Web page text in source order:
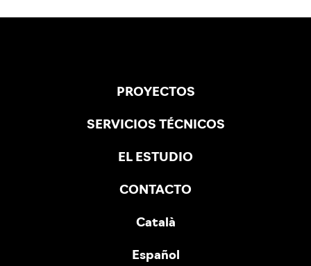
PROYECTOS
SERVICIOS TÉCNICOS
EL ESTUDIO
CONTACTO
Català
Español